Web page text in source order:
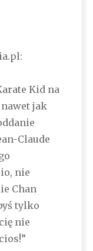
Kid na
jak
Claude
nie
Chan
tylko
nie